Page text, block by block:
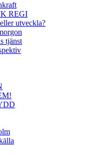
REGI
utveckla?
tjänst